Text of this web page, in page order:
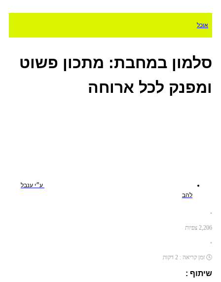
אוכל
סלמון במחבת: מתכון פשוט
ומפנק לכל ארוחה
ע״י ענבל
להב
•
2,206 צפיות
•
🕓 זמן קריאה : 2 דקות
שיתוף :